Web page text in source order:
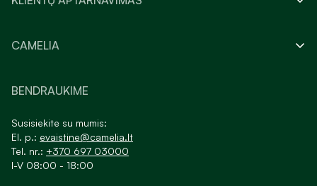
CAMELIA
BENDRAUKIME
Susisiekite su mumis:
El. p.: evaistine@camelia.lt
Tel. nr.: +370 697 03000
I-V 08:00 - 18:00